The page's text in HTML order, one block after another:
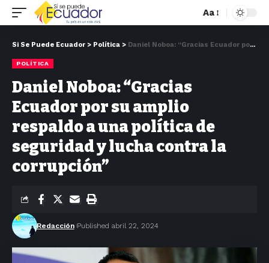
Aa
Si Se Puede Ecuador > Política > Daniel Noboa: “Gracias Ecuador por su amplio respaldo a una política de seguridad y lucha contra la corrupción”
POLÍTICA
Daniel Noboa: “Gracias
Ecuador por su amplio
respaldo a una política de
seguridad y lucha contra la
corrupción”
Redacción Published abril 22, 2024